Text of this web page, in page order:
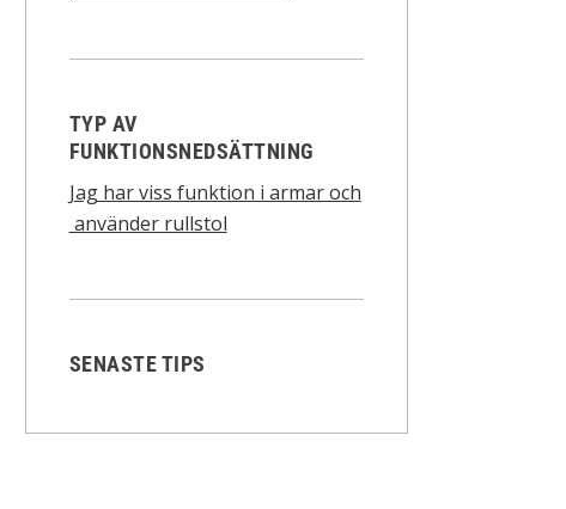
TYP AV
FUNKTIONSNEDSÄTTNING
Jag har viss funktion i armar och
använder rullstol
SENASTE TIPS